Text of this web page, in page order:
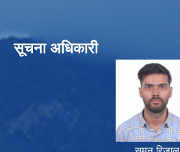
सूचना अधिकारी